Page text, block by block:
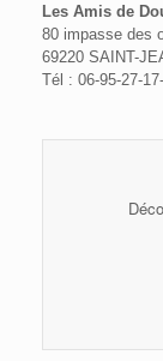
Les Amis de
80 impasse des
69220 SAINT-
Tél : 06-95-27-